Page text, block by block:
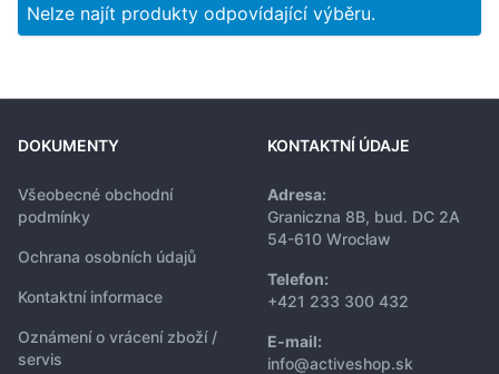
Nelze najít produkty odpovídající výběru.
DOKUMENTY
Všeobecné obchodní
podmínky
Ochrana osobních údajů
Kontaktní informace
Oznámení o vrácení zboží /
servis
KONTAKTNÍ ÚDAJE
Adresa:
Graniczna 8B, bud. DC 2A
54-610 Wrocław
Telefon:
+421 233 300 432
E-mail:
info@activeshop.sk